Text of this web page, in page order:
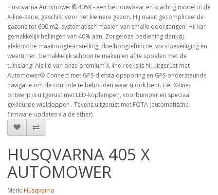
Husqvarna Automower® 405X - een betrouwbaar en krachtig model in de
X-line-serie, geschikt voor het kleinere gazon. Hij maait gecompliceerde
gazons tot 600 m2, systematisch maaien van smalle doorgangen. Hij kan
gemakkelijk hellingen van 40% aan. Zorgeloze bediening dankzij
elektrische maaihoogte-instelling, doelhoogtefunctie, vorstbeveiliging en
weertimer. Gemakkelijk schoon te maken en af te spoelen met de
tuinslang. Als lid van onze premium X-line-reeks is hij uitgerust met
Automower® Connect met GPS-diefstalopsporing en GPS-ondersteunde
navigatie om de controle te behouden waar u ook bent. Het X-line-
ontwerp is uitgerust met LED-koplampen, voorbumper en speciaal
gekleurde wieldoppen . Tevens uitgerust met FOTA (automatische
firmware-updates via de ether).
HUSQVARNA 405 X
AUTOMOWER
Merk: Husqvarna